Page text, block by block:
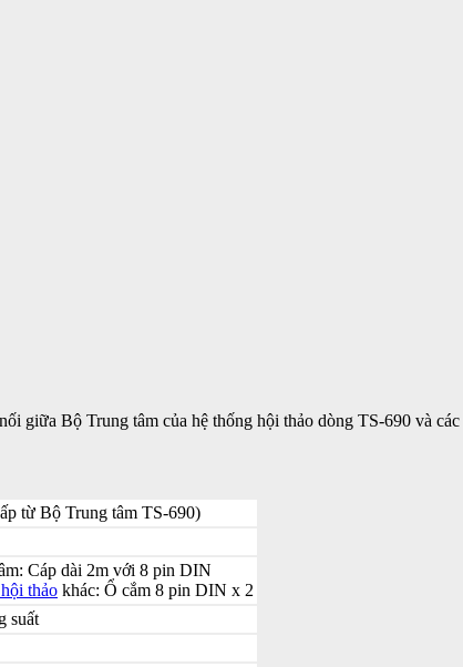
giữa Bộ Trung tâm của hệ thống hội thảo dòng TS-690 và các
từ Bộ Trung tâm TS-690)
Cáp dài 2m với 8 pin DIN
thảo khác: Ổ cắm 8 pin DIN x 2
suất